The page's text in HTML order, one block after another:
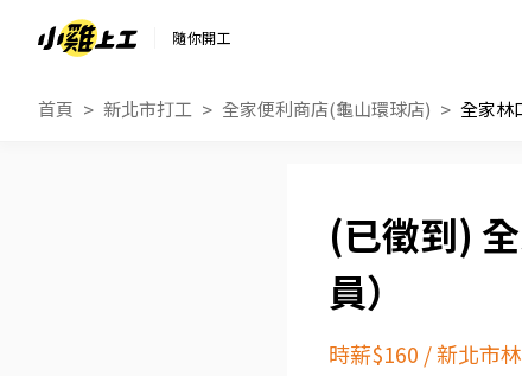
隨你開工
首頁 新北市打工 全家便利商店(龜山環球店) 全家林
員）
時薪$160 /新北市